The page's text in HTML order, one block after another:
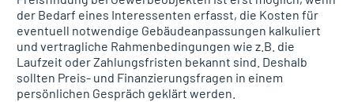
der Bedarf eines Interessenten erfasst, die Kosten für
eventuell notwendige Gebäudeanpassungen kalkuliert
und vertragliche Rahmenbedingungen wie z.B. die
Laufzeit oder Zahlungsfristen bekannt sind. Deshalb
sollten Preis- und Finanzierungsfragen in einem
persönlichen Gespräch geklärt werden.